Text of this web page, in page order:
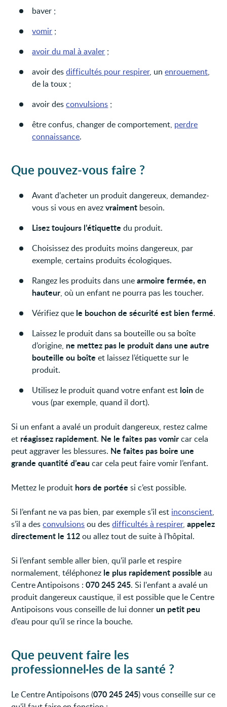
baver ;
vomir ;
avoir du mal à avaler ;
avoir desdifficultés pour respirer, unenrouement,
de la toux ;
avoir desconvulsions ;
être confus, changer de comportement, perdre
connaissance.
Que pouvez-vous faire ?
Avant d’acheter un produit dangereux, demandez-
vous si vous en avezvraiment besoin.
Lisez toujours l’étiquette du produit.
Choisissez des produits moins dangereux, par
exemple, certains produits écologiques.
Rangez les produits dans unearmoire fermée, en
hauteur, où un enfant ne pourra pas les toucher.
Vérifiez que le bouchon de sécurité est bien fermé.
Laissez le produit dans sa bouteille ou sa boîte
d’origine, ne mettez pas le produit dans une autre
bouteille ou boîte et laissez l’étiquette sur le
produit.
Utilisez le produit quand votre enfant est loinde
vous (par exemple, quand il dort).
Si un enfant a avalé un produit dangereux, restez calme
et réagissez rapidement. Ne le faites pas vomircar cela
peut aggraver les blessures. Ne faites pas boire une
grande quantité d’eau car cela peut faire vomir l’enfant.
Mettez le produit hors de portée si c’est possible.
Si l’enfant ne va pas bien, par exemple s’il est inconscient,
s’il a desconvulsionsou desdifficultés à respirer,appelez
directement le 112ou allez tout de suite à l’hôpital.
Si l’enfant semble aller bien, qu'il parle et respire
normalement, téléphonez le plus rapidement possible au
Centre Antipoisons :070 245 245. Si l'enfant a avalé un
produit dangereux caustique, il est possible que le Centre
Antipoisons vous conseille de lui donner un petit peu
d’eau pour qu’il se rince la bouche.
Que peuvent faire les
professionnel·les de la santé ?
Le Centre Antipoisons (070 245 245) vous conseille sur ce